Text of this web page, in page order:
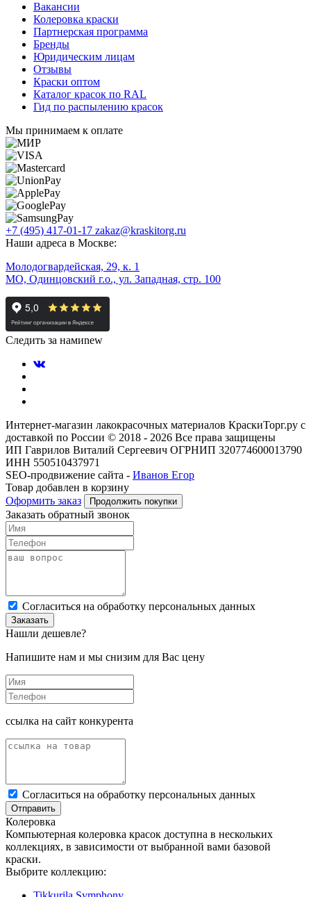
Вакансии
Колеровка краски
Партнерская программа
Бренды
Юридическим лицам
Отзывы
Краски оптом
Каталог красок по RAL
Гид по распылению красок
Мы принимаем к оплате
+7 (495) 417-01-17 zakaz@kraskitorg.ru
Наши адреса в Москве:
Молодогвардейская, 29, к. 1
МО, Одинцовский г.о., ул. Западная, стр. 100
Следить за намиnew
Интернет-магазин лакокрасочных материалов КраскиТорг.ру с
доставкой по России © 2018 - 2026 Все права защищены
ИП Гаврилов Виталий Сергеевич ОГРНИП 320774600013790
ИНН 550510437971
SEO-продвижение сайта - Иванов Егор
Товар добавлен в корзину
Оформить заказ
Продолжить покупки
Заказать обратный звонок
Cогласиться на обработку персональных данных
Заказать
Нашли дешевле?
Напишите нам и мы снизим для Вас цену
ссылка на сайт конкурента
Cогласиться на обработку персональных данных
Отправить
Колеровка
Компьютерная колеровка красок доступна в нескольких
коллекциях, в зависимости от выбранной вами базовой
краски.
Выбрите коллекцию: